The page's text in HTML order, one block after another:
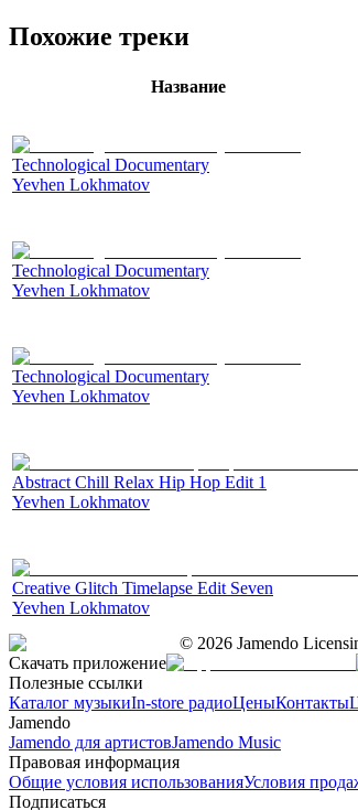
Похожие треки
Название
Technological Documentary
Yevhen Lokhmatov
Technological Documentary
Yevhen Lokhmatov
Technological Documentary
Yevhen Lokhmatov
Abstract Chill Relax Hip Hop Edit 1
Yevhen Lokhmatov
Creative Glitch Timelapse Edit Seven
Yevhen Lokhmatov
© 2026 Jamendo
Скачать приложение
Полезные ссылки
Каталог музыкиIn-store радиоЦеныКонтакты
Jamendo
Jamendo для артистовJamendo Music
Правовая информация
Общие условия использованияУсловия
Подписаться